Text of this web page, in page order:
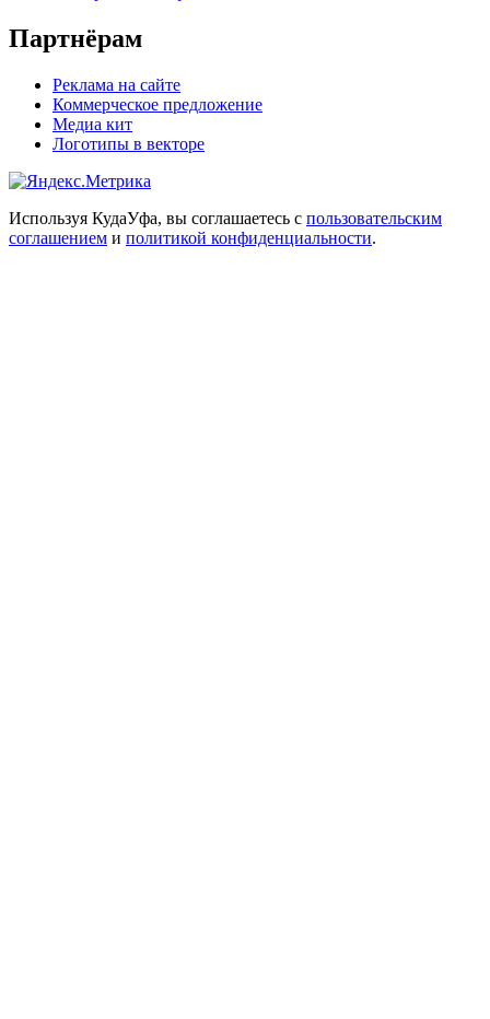
Партнёрам
Реклама на сайте
Коммерческое предложение
Медиа кит
Логотипы в векторе
Используя КудаУфа, вы соглашаетесь с пользовательским
соглашением и политикой конфиденциальности.